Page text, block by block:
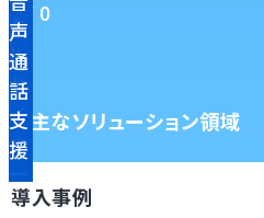
対
策
支
援
フ
ラ
の
最
適
化
点
へ
の
Wi
-
Fi
環
タ
ル
サ
イ
ネ
ジ
声
通
話
支
援
1 / 0
主なソリューション領域
導入事例